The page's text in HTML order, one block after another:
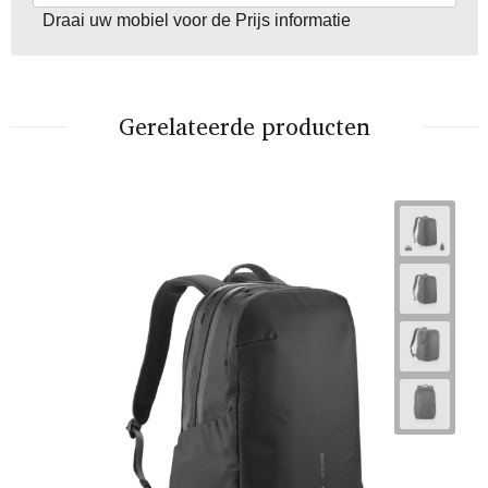
Draai uw mobiel voor de Prijs informatie
Gerelateerde producten